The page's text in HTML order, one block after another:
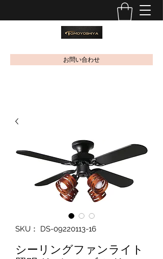
お問い合わせ
SKU： DS-09220113-16
シーリングファンライト